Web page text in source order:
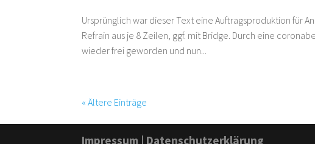
Ursprünglich war dieser Text eine Auftragsproduktion für
Refrain aus je 8 Zeilen, ggf. mit Bridge. Durch eine
wieder frei geworden und nun...
« Ältere Einträge
Impressum | Datenschutzerklärung